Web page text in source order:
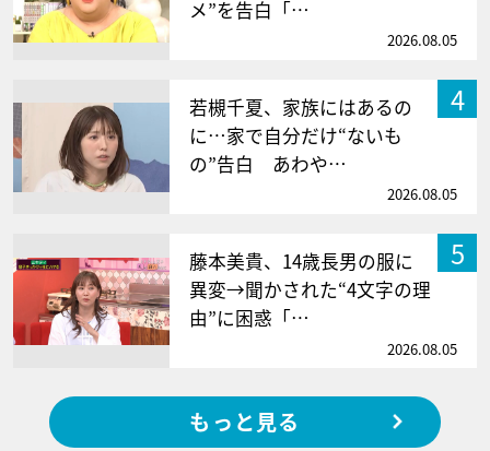
メ”を告白「…
2026.08.05
4
若槻千夏、家族にはあるの
に…家で自分だけ“ないも
の”告白 あわや…
2026.08.05
5
藤本美貴、14歳長男の服に
異変→聞かされた“4文字の理
由”に困惑「…
2026.08.05
もっと見る